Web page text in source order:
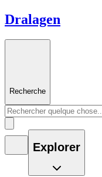
Dralagen
Recherche
Explorer